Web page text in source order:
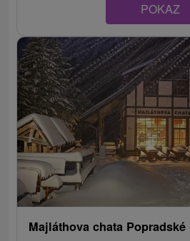
POKAZ
Majláthova chata Popradské